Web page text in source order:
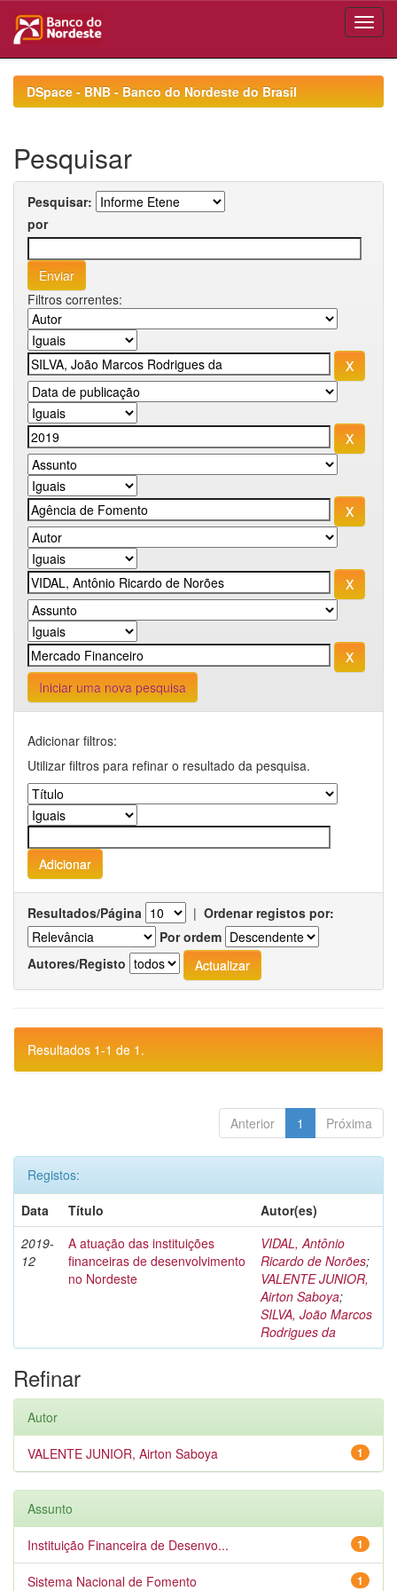
navigationDSpace - BNB - Banco do Nordeste do Brasil
Pesquisar
Pesquisar:
por
Filtros correntes:
Iniciar uma nova pesquisa
Adicionar filtros:
Utilizar filtros para refinar o resultado da pesquisa.
Resultados/Página | Ordenar registos por:
Por ordem
Autores/Registo
Resultados 1-1 de 1.
Anterior 1 Próxima
Registos:
Data
Título
Autor(es)
2019-
12
A atuação das instituições
financeiras de desenvolvimento
no Nordeste
VIDAL, Antônio
Ricardo de Norões;
VALENTE JUNIOR,
Airton Saboya;
SILVA, João Marcos
Rodrigues da
Refinar
Autor
1
VALENTE JUNIOR, Airton Saboya
Assunto
1
Instituição Financeira de Desenvo...
1
Sistema Nacional de Fomento